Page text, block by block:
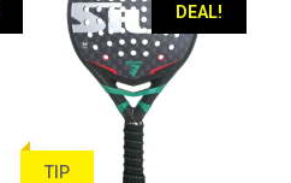
DEAL!
TIP